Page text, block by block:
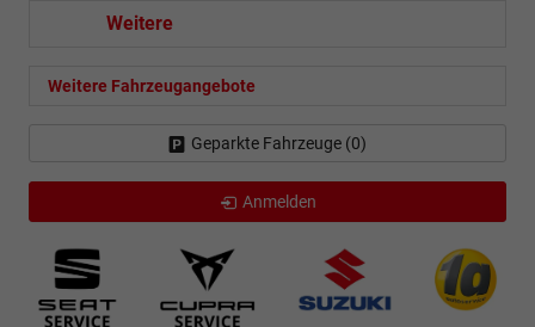
Weitere
Weitere Fahrzeugangebote
Geparkte Fahrzeuge (0)
Anmelden